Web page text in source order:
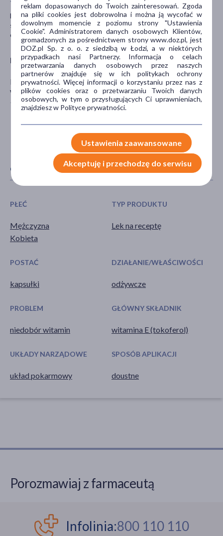
Długotrwałe stosowanie dawek powyżej 1 g dziennie może
spowodować biegunkę, bóle brzucha, uczucie zmęczenia i
osłabienia, zaburzenia widzenia, ból głowy.
Producent
MEDANA PHARMA S.A.
Władysława Łokietka 10
98-200 Sieradz
CECHY PRODUKTU
PŁEĆ
Mężczyzna
Kobieta
TYP PRODUKTU
Lek na receptę
POSTAĆ
kapsułki
DZIAŁANIE/WŁAŚCIWOŚCI
odżywcze
PROBLEM
niedobór witamin
GŁÓWNY SKŁADNIK
witamina E (tokoferol)
UKŁADY NARZĄDOWE
układ pokarmowy
SPOSÓB APLIKACJI
doustne
Porozmawiaj z farmaceutą
Infolinia:800 110 110
reklam dopasowanych do Twoich zainteresowań. Zgoda
na pliki cookies jest dobrowolna i można ją wycofać w
dowolnym momencie z poziomu strony "Ustawienia
Cookie". Administratorem danych osobowych Klientów,
gromadzonych za pośrednictwem strony www.doz.pl, jest
DOZ.pl Sp. z o. o. z siedzibą w Łodzi, a w niektórych
przypadkach nasi Partnerzy. Informacja o celach
przetwarzania danych osobowych przez naszych
partnerów znajduje się w ich politykach ochrony
prywatności. Więcej informacji o korzystaniu przez nas z
plików cookies oraz o przetwarzaniu Twoich danych
osobowych, w tym o przysługujących Ci uprawnieniach,
znajdziesz w Polityce prywatności.
Ustawienia zaawansowane
Akceptuję i przechodzę do serwisu